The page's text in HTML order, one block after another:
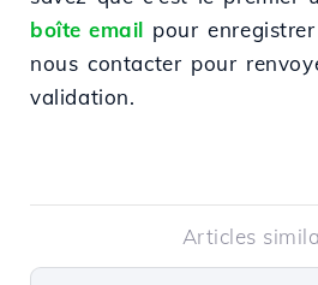
boîte email pour
nous contacter pour
validation.
Articles